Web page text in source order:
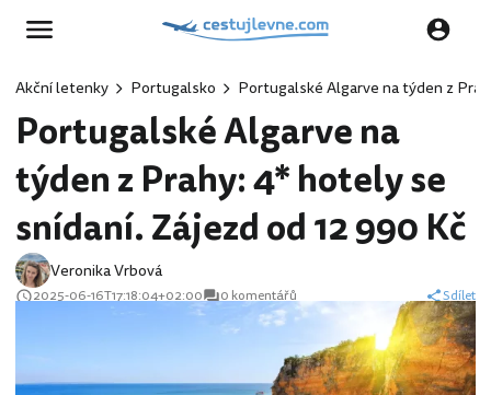
Akční letenky Portugalsko Portugalské Algarve na týden z
Portugalské Algarve na
týden z Prahy: 4* hotely se
snídaní. Zájezd od 12 990 Kč
Veronika Vrbová
2025-06-16T17:18:04+02:00 0 komentářů Sdílet